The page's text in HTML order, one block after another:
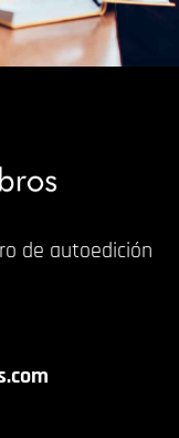
de autoedición